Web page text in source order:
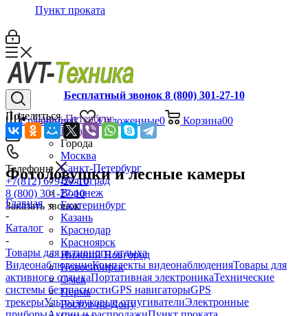
Пункт проката
Сравнение0 Отложенные0 Корзина00
Телефоны
+7(812) 679-27-10
8 (800) 301-27-10
Заказать звонок
Бесплатный звонок 8 (800) 301-27-10
Санкт-Петербург
Назад
Города
Москва
Санкт-Петербург
Волгоград
Воронеж
Екатеринбург
Казань
Краснодар
Красноярск
Нижний Новгород
Новосибирск
Омск
Пермь
Ростов-на-Дону
Поделиться
Фотоловушки и лесные камеры
Главная
-
Каталог
-
Товары для активного отдыха
ВидеонаблюдениеКомплекты видеонаблюденияТовары для
активного отдыхаПортативная электроникаТехнические
системы безопасностиGPS навигаторыGPS
трекерыУльтразвуковые отпугивателиЭлектронные